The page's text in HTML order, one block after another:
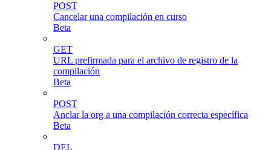
POST
Cancelar una compilación en curso
Beta
GET
URL prefirmada para el archivo de registro de la
compilación
Beta
POST
Anclar la org a una compilación correcta específica
Beta
DEL